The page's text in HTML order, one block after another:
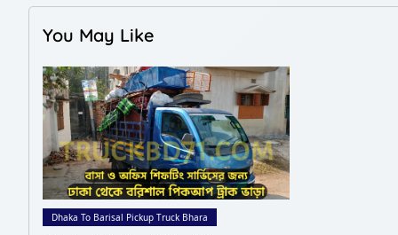
You May Like
Dhaka To Barisal Pickup Truck Bhara